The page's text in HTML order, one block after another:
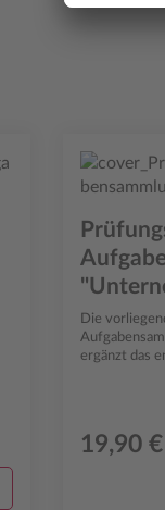
Die
Aufgabensammlung
ergänzt das
19,90 €